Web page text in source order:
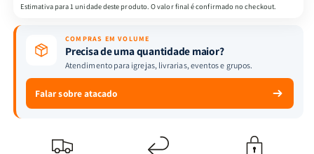
Borda
Rosé
Pink
-
Rosé
Pink
Estimativa para 1 unidade deste produto. O valor final é confirmado no checkout.
COMPRAS EM VOLUME
Precisa de uma quantidade maior?
Atendimento para igrejas, livrarias, eventos e grupos.
Falar sobre atacado